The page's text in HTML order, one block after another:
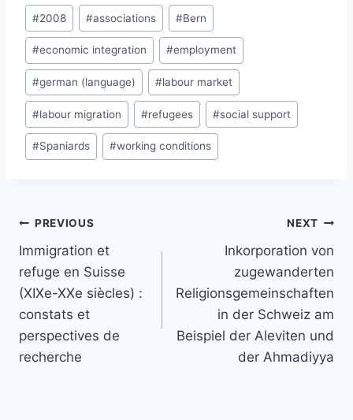
Post
Tags:
#2008 #associations #Bern
#economic integration #employment
#german (language) #labour market
#labour migration #refugees #social support
#Spaniards #working conditions
Post
navigation
PREVIOUS
Immigration et
refuge en Suisse
(XIXe-XXe siècles) :
constats et
perspectives de
recherche
NEXT
Inkorporation von
zugewanderten
Religionsgemeinschaften
in der Schweiz am
Beispiel der Aleviten und
der Ahmadiyya